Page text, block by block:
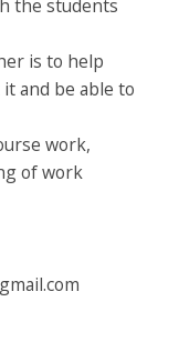
the students
is to help
and be able to
work,
of work